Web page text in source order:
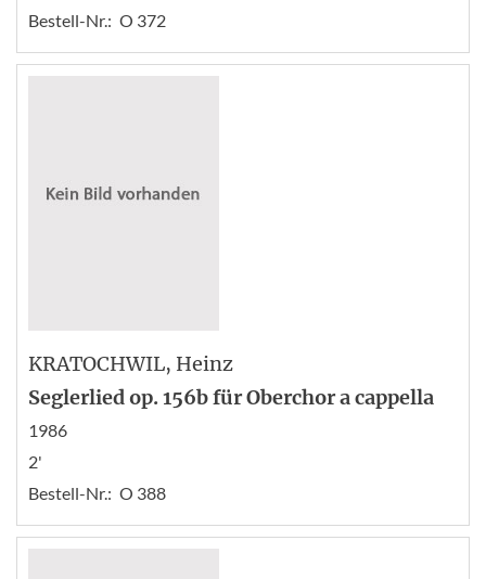
Bestell-Nr.: O 372
KRATOCHWIL, Heinz
Seglerlied op. 156b für Oberchor a cappella
1986
2'
Bestell-Nr.: O 388